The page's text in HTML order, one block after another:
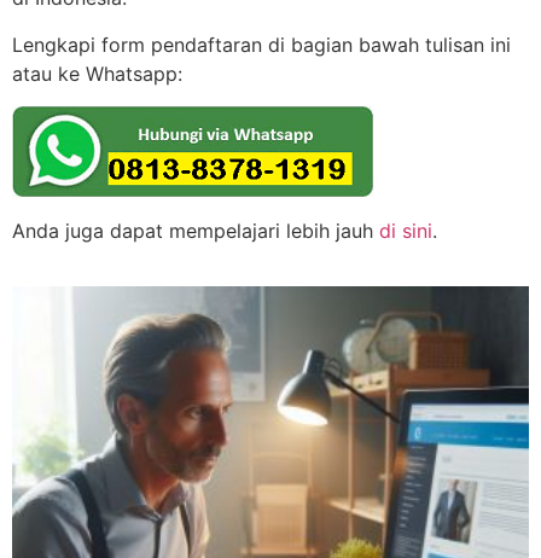
Lengkapi form pendaftaran di bagian bawah tulisan ini
atau ke Whatsapp:
Anda juga dapat mempelajari lebih jauh di sini.